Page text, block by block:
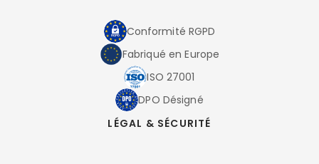
Conformité RGPD
Fabriqué en Europe
ISO 27001
DPO Désigné
LÉGAL & SÉCURITÉ